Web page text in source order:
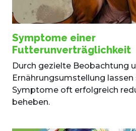
Symptome einer
Futterunverträglichkeit
Durch gezielte Beobachtung
Ernährungsumstellung lassen
Symptome oft erfolgreich
beheben.